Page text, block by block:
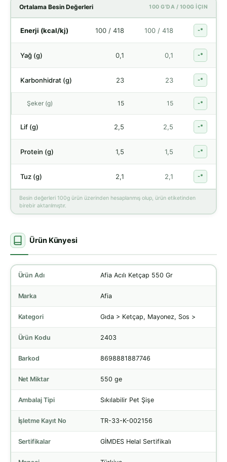
Ortalama Besin Değerleri 100 G'DA / 100G İÇIN
Enerji (kcal/kj) 100 / 418 100 / 418 -*
Yağ (g) 0,1 0,1 -*
Karbonhidrat (g) 23 23 -*
Şeker (g) 15 15 -*
Lif (g) 2,5 2,5 -*
Protein (g) 1,5 1,5 -*
Tuz (g) 2,1 2,1 -*
Besin değerleri 100g ürün üzerinden hesaplanmış olup, ürün etiketinden
birebir aktarılmıştır.
Ürün Künyesi
Ürün Adı Afia Acılı Ketçap 550 Gr
Marka Afia
Kategori Gıda > Ketçap, Mayonez, Sos >
Ürün Kodu 2403
Barkod 8698881887746
Net Miktar 550 ge
Ambalaj Tipi Sıkılabilir Pet Şişe
İşletme Kayıt No TR-33-K-002156
Sertifikalar GİMDES Helal Sertifikalı